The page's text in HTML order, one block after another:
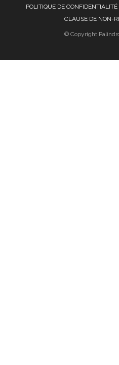
POLITIQUE DE CONFIDENTIALITÉ
CLAUSE DE NON-
© Copyright